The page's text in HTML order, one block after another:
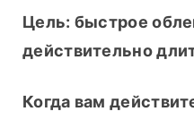
Цель: быстрое
действительно
Когда вам